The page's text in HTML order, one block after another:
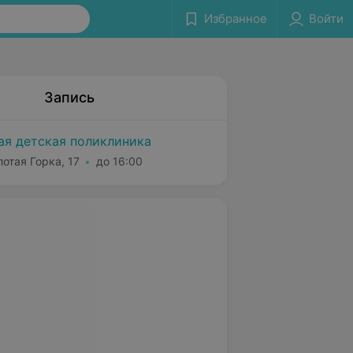
Избранное Войти
Запись
детская поликлиника
Горка, 17 до 16:00